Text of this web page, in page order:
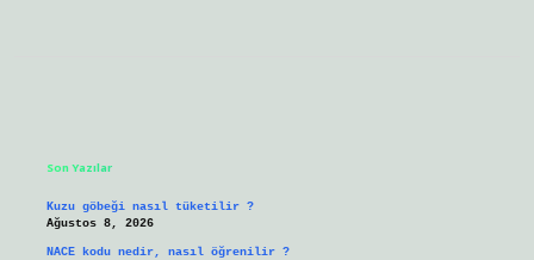
Son Yazılar
Kuzu göbeği nasıl tüketilir ?
Ağustos 8, 2026
NACE kodu nedir, nasıl öğrenilir ?